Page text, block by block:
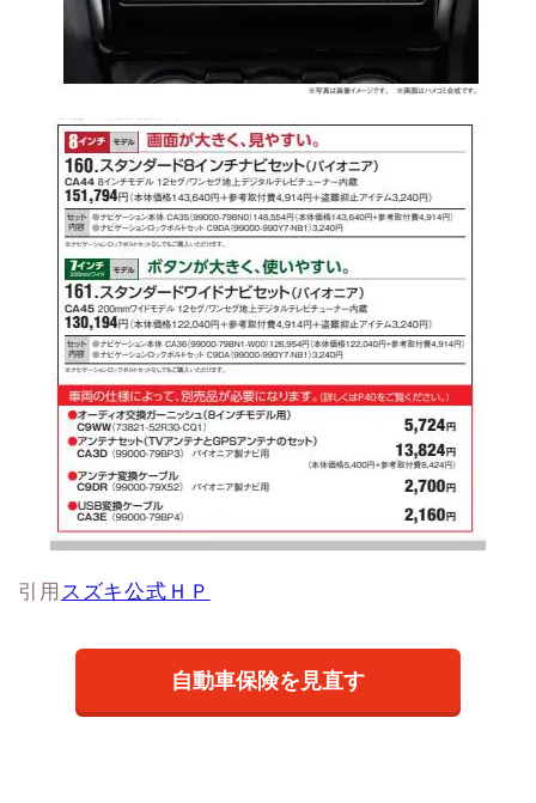
引用 スズキ公式ＨＰ
自動車保険を見直す